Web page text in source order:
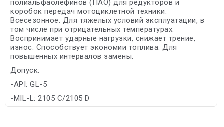
полиальфаолефинов (ПАО) для редукторов и
коробок передач мотоциклетной техники.
Всесезонное. Для тяжелых условий эксплуатации, в
том числе при отрицательных температурах.
Воспринимает ударные нагрузки, снижает трение,
износ. Способствует экономии топлива. Для
повышенных интервалов замены.
Допуск:
-API: GL-5
-MIL-L: 2105 C/2105 D